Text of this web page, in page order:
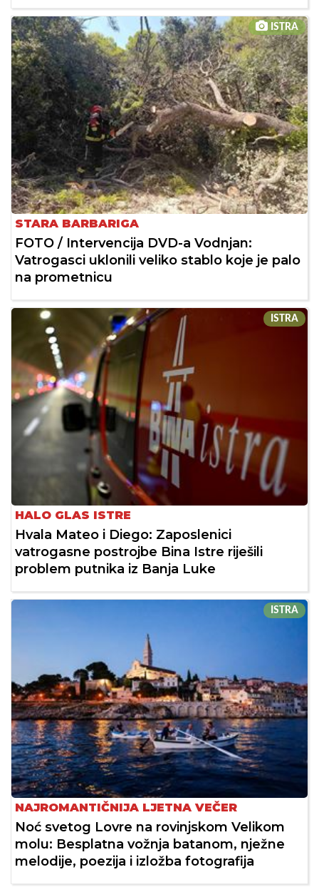
ISTRA
STARA BARBARIGA
FOTO / Intervencija DVD-a Vodnjan:
Vatrogasci uklonili veliko stablo koje je palo
na prometnicu
ISTRA
HALO GLAS ISTRE
Hvala Mateo i Diego: Zaposlenici
vatrogasne postrojbe Bina Istre riješili
problem putnika iz Banja Luke
ISTRA
NAJROMANTIČNIJA LJETNA VEČER
Noć svetog Lovre na rovinjskom Velikom
molu: Besplatna vožnja batanom, nježne
melodije, poezija i izložba fotografija